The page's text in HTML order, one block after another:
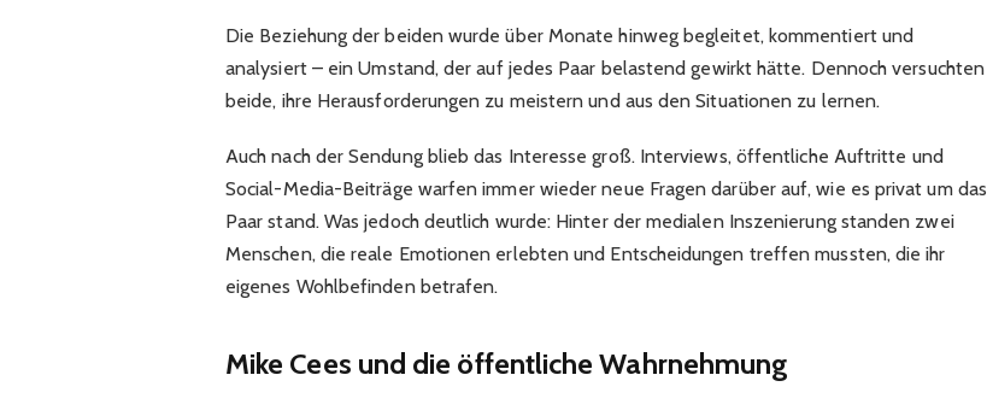
Die Beziehung der beiden wurde über Monate hinweg begleitet, kommentiert und
analysiert – ein Umstand, der auf jedes Paar belastend gewirkt hätte. Dennoch versuchten
beide, ihre Herausforderungen zu meistern und aus den Situationen zu lernen.
Auch nach der Sendung blieb das Interesse groß. Interviews, öffentliche Auftritte und
Social-Media-Beiträge warfen immer wieder neue Fragen darüber auf, wie es privat um das
Paar stand. Was jedoch deutlich wurde: Hinter der medialen Inszenierung standen zwei
Menschen, die reale Emotionen erlebten und Entscheidungen treffen mussten, die ihr
eigenes Wohlbefinden betrafen.
Mike Cees und die öffentliche Wahrnehmung